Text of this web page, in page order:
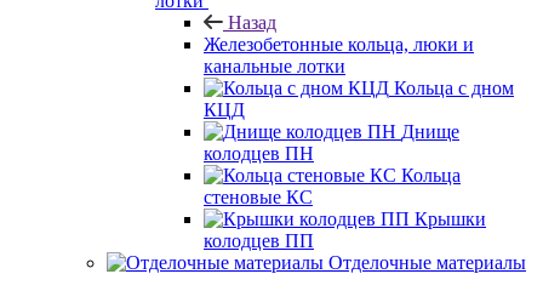
Назад
Железобетонные кольца, люки и
канальные лотки
Кольца с дном
КЦД
Днище
колодцев ПН
Кольца
стеновые КС
Крышки
колодцев ПП
Отделочные материалы